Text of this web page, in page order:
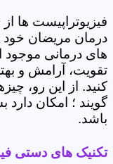
فیزیوتراپیست ها
درمان مریضان خود
های درمانی موجود
تقویت، آرامش و
کنید. از این رو،
گویند ؛ امکان
باشد.
تکنیک های دستی